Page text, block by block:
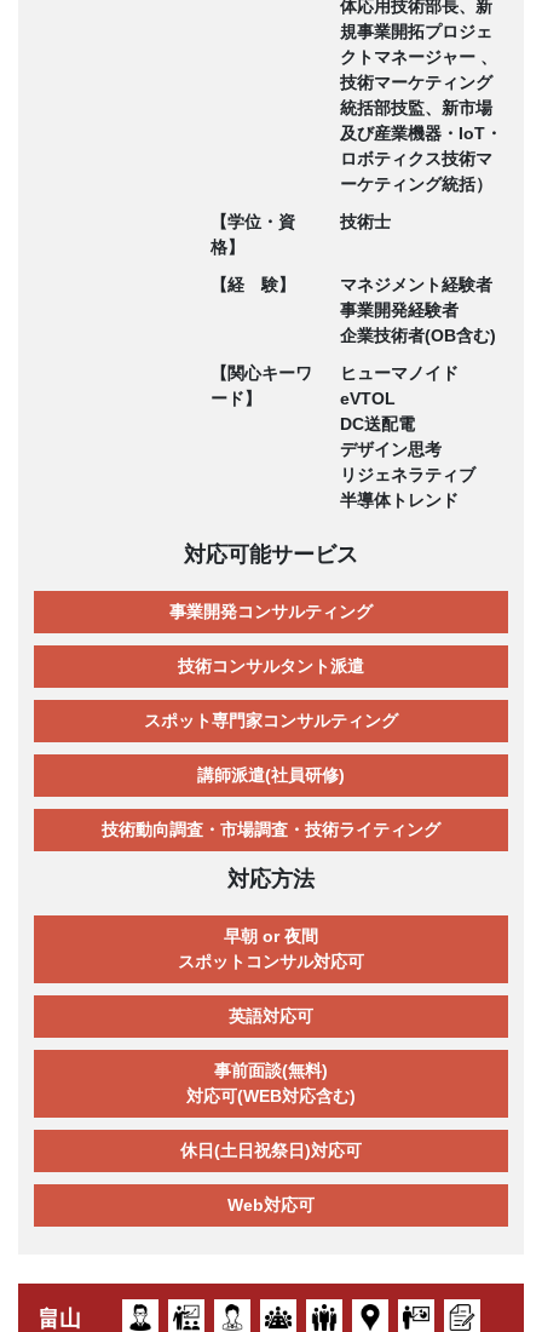
体応用技術部長、新
規事業開拓プロジェ
クトマネージャー 、
技術マーケティング
統括部技監、新市場
及び産業機器・IoT・
ロボティクス技術マ
ーケティング統括）
【学位・資
格】
技術士
【経 験】
マネジメント経験者
事業開発経験者
企業技術者(OB含む)
【関心キーワ
ード】
ヒューマノイド
eVTOL
DC送配電
デザイン思考
リジェネラティブ
半導体トレンド
対応可能サービス
事業開発コンサルティング
技術コンサルタント派遣
スポット専門家コンサルティング
講師派遣(社員研修)
技術動向調査・市場調査・技術ライティング
対応方法
早朝 or 夜間
スポットコンサル対応可
英語対応可
事前面談(無料)
対応可(WEB対応含む)
休日(土日祝祭日)対応可
Web対応可
畠山